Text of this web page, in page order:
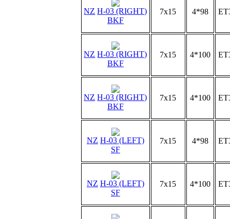
NZ H-03 (RIGHT)
BKF
7x15 4*98
NZ H-03 (RIGHT)
BKF
7x15 4*100
NZ H-03 (RIGHT)
BKF
7x15 4*100
NZ H-03 (LEFT)
SF
7x15 4*98
NZ H-03 (LEFT)
SF
7x15 4*100